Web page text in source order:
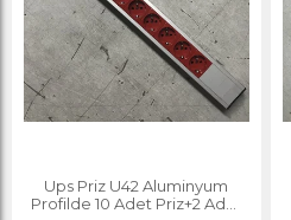
Ups Priz U42 Aluminyum
Profilde 10 Adet Priz+2 Adet